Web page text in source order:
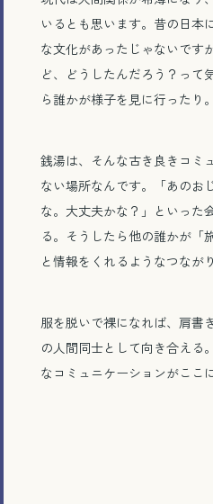
いるとも思います。昔の日本
な文化があったじゃないです
ど、どうしたんだろう？って
ら誰かが様子を見に行ったり。
銭湯は、そんな古き良きコミ
ない場所なんです。「あのお
な。大丈夫かな？」といった
る。そうしたら他の誰かが「
と情報をくれるようなつなが
服を脱いで裸になれば、肩書
の人間同士として向き合える
なコミュニケーションがここ